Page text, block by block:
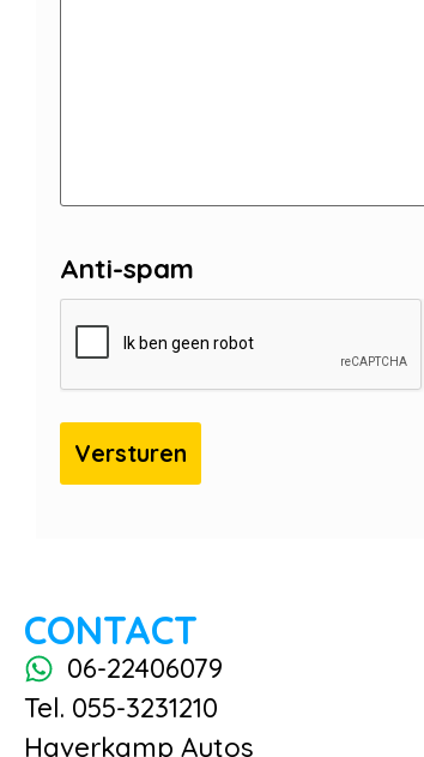
Anti-spam
CONTACT
06-22406079
Tel. 055-3231210
Haverkamp Autos